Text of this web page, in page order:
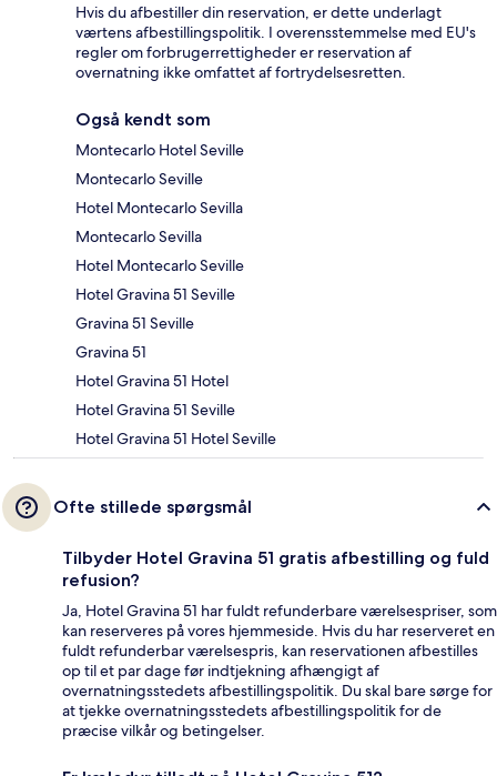
Hvis du afbestiller din reservation, er dette underlagt
værtens afbestillingspolitik. I overensstemmelse med EU's
regler om forbrugerrettigheder er reservation af
overnatning ikke omfattet af fortrydelsesretten.
Også kendt som
Montecarlo Hotel Seville
Montecarlo Seville
Hotel Montecarlo Sevilla
Montecarlo Sevilla
Hotel Montecarlo Seville
Hotel Gravina 51 Seville
Gravina 51 Seville
Gravina 51
Hotel Gravina 51 Hotel
Hotel Gravina 51 Seville
Hotel Gravina 51 Hotel Seville
Ofte stillede spørgsmål
Tilbyder Hotel Gravina 51 gratis afbestilling og fuld
refusion?
Ja, Hotel Gravina 51 har fuldt refunderbare værelsespriser, som
kan reserveres på vores hjemmeside. Hvis du har reserveret en
fuldt refunderbar værelsespris, kan reservationen afbestilles
op til et par dage før indtjekning afhængigt af
overnatningsstedets afbestillingspolitik. Du skal bare sørge for
at tjekke overnatningsstedets afbestillingspolitik for de
præcise vilkår og betingelser.